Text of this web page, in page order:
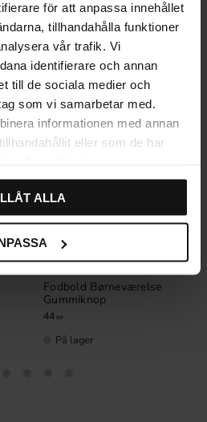
för att anpassa innehållet
tillhandahålla funktioner
vår trafik. Vi
identifierare och annan
till de sociala medier och
som vi samarbetar med.
informationen med annan
eller som de har
ALLA
produkter
Fodbold Børneværelse
Gummiknop
44KR
På lager